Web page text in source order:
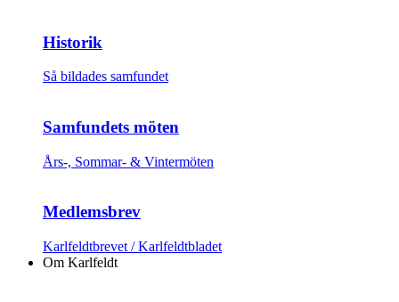
Historik
Så bildades samfundet
Samfundets möten
Års-, Sommar- & Vintermöten
Medlemsbrev
Karlfeldtbrevet / Karlfeldtbladet
Om Karlfeldt